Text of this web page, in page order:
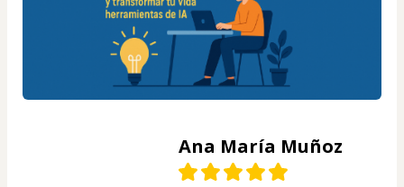
Ana María Muñoz